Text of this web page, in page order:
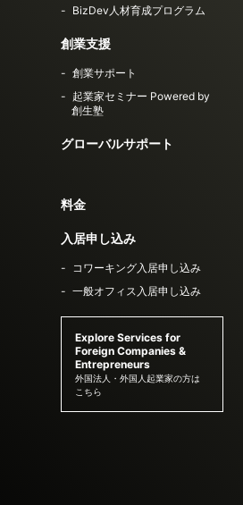
BizDev人材育成プログラム
創業支援
創業サポート
起業家セミナー Powered by
創生塾
グローバルサポート
料金
入居申し込み
コワーキング入居申し込み
一般オフィス入居申し込み
Explore Services for
Foreign Companies &
Entrepreneurs
外国法人・外国人起業家の方は
こちら